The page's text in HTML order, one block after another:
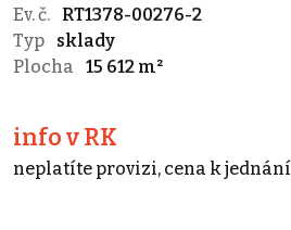
Ev. č.
RT1378-00276-2
Typ
sklady
Plocha
15 612 m²
info v RK
neplatíte provizi, cena k jednání